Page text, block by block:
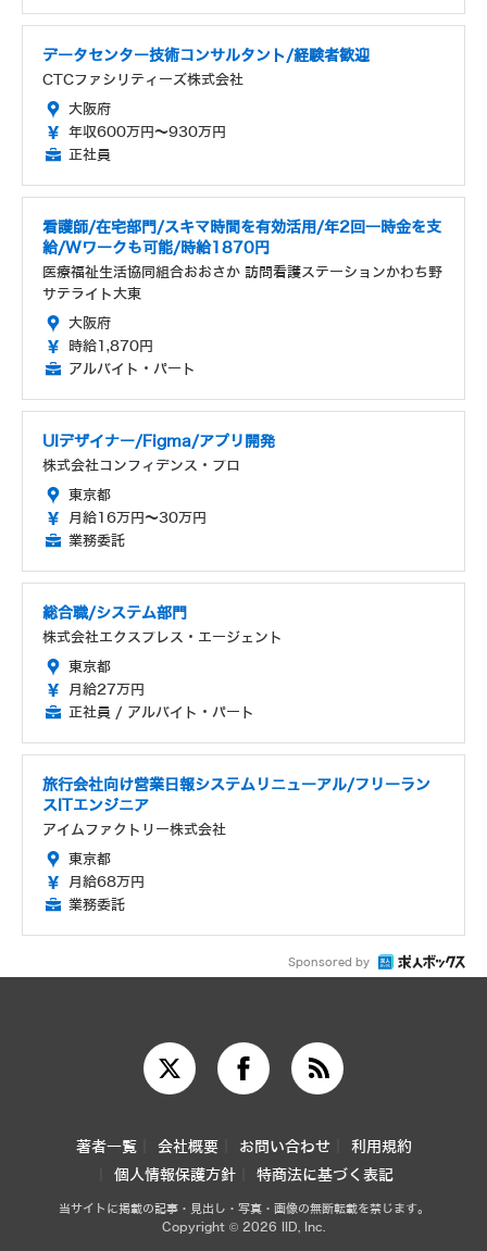
データセンター技術コンサルタント/経験者歓迎
CTCファシリティーズ株式会社
大阪府
年収600万円～930万円
正社員
看護師/在宅部門/スキマ時間を有効活用/年2回一時金を支
給/Wワークも可能/時給1870円
医療福祉生活協同組合おおさか 訪問看護ステーションかわち野
サテライト大東
大阪府
時給1,870円
アルバイト・パート
UIデザイナー/Figma/アプリ開発
株式会社コンフィデンス・プロ
東京都
月給16万円～30万円
業務委託
総合職/システム部門
株式会社エクスプレス・エージェント
東京都
月給27万円
正社員 / アルバイト・パート
旅行会社向け営業日報システムリニューアル/フリーラン
スITエンジニア
アイムファクトリー株式会社
東京都
月給68万円
業務委託
Sponsored by
著者一覧 会社概要 お問い合わせ
利用規約
個人情報保護方針
特商法に基づく表記
当サイトに掲載の記事・見出し・写真・画像の無断転載を禁じます。
Copyright © 2026 IID, Inc.